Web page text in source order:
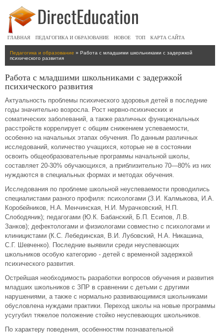
ГЛАВНАЯ ПЕДАГОГИКА И ОБРАЗОВАНИЕ НОВОЕ ТОП КАРТА САЙТА
Педагогика и образование » Работа с младшими школьниками с задержкой
психического развития
Работа с младшими школьниками с задержкой
психического развития
Актуальность проблемы психического здоровья детей в последние
годы значительно возросла. Рост нервно-психических и
соматических заболеваний, а также различных функциональных
расстройств коррелирует с общим снижением успеваемости,
особенно на начальных этапах обучения. По данным различных
исследований, количество учащихся, которые не в состоянии
освоить общеобразовательные программы начальной школы,
составляет 20-30% обучающихся, а приблизительно 70—80% из них
нуждаются в специальных формах и методах обучения.
Исследования по проблеме школьной неуспеваемости проводились
специалистами разного профиля: психологами (З.И. Калмыкова, И.А.
Коробейников, Н.А. Менчинская, Н.И. Мурачковский, Н.П.
Слободяник); педагогами (Ю.К. Бабанский, Б.П. Есипов, Л.В.
Занков); дефектологами и физиологами совместно с психологами и
клиницистами (К.С. Лебединская, В.И. Лубовский, Н.А. Никашина,
С.Г. Шевченко). Последние выявили среди неуспевающих
школьников особую категорию - детей с временной задержкой
психического развития.
Острейшая необходимость разработки вопросов обучения и развития
младших школьников с ЗПР в сравнении с детьми с другими
нарушениями, а также с нормально развивающимися школьниками
обусловлена нуждами практики. Переход школы на новые программы
усугубил тяжелое положение стойко неуспевающих школьников.
По характеру поведения, особенностям познавательной